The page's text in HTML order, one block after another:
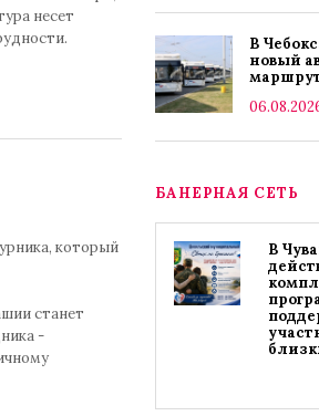
несет
который
станет
-
В
новый
БАНЕРНАЯ СЕТЬ
В